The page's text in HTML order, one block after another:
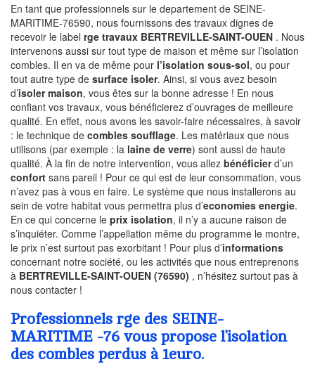
En tant que professionnels sur le departement de SEINE-
MARITIME-76590, nous fournissons des travaux dignes de
recevoir le label rge travaux BERTREVILLE-SAINT-OUEN . Nous
intervenons aussi sur tout type de maison et même sur l’isolation
combles. Il en va de même pour l’isolation sous-sol, ou pour
tout autre type de surface isoler. Ainsi, si vous avez besoin
d’isoler maison, vous êtes sur la bonne adresse ! En nous
confiant vos travaux, vous bénéficierez d’ouvrages de meilleure
qualité. En effet, nous avons les savoir-faire nécessaires, à savoir
: le technique de combles soufflage. Les matériaux que nous
utilisons (par exemple : la laine de verre) sont aussi de haute
qualité. À la fin de notre intervention, vous allez bénéficierd’un
confort sans pareil ! Pour ce qui est de leur consommation, vous
n’avez pas à vous en faire. Le système que nous installerons au
sein de votre habitat vous permettra plus d’economies energie.
En ce qui concerne le prix isolation, il n’y a aucune raison de
s’inquiéter. Comme l’appellation même du programme le montre,
le prix n’est surtout pas exorbitant ! Pour plus d’informations
concernant notre société, ou les activités que nous entreprenons
à BERTREVILLE-SAINT-OUEN (76590) , n’hésitez surtout pas à
nous contacter !
Professionnels rge des SEINE-
MARITIME -76 vous propose l’isolation
des combles perdus à 1euro.